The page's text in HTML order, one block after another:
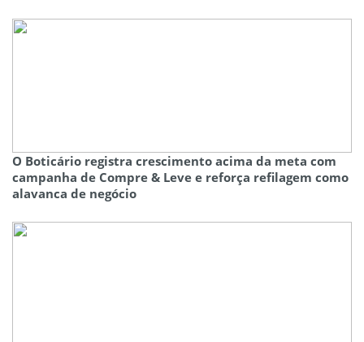
O Boticário registra crescimento acima da meta com
campanha de Compre & Leve e reforça refilagem como
alavanca de negócio